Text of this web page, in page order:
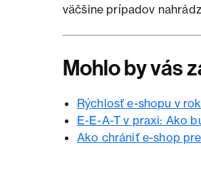
väčšine prípadov
Mohlo by vás
Rýchlosť e-shopu v
E-E-A-T v praxi: Ako
Ako chrániť e-shop